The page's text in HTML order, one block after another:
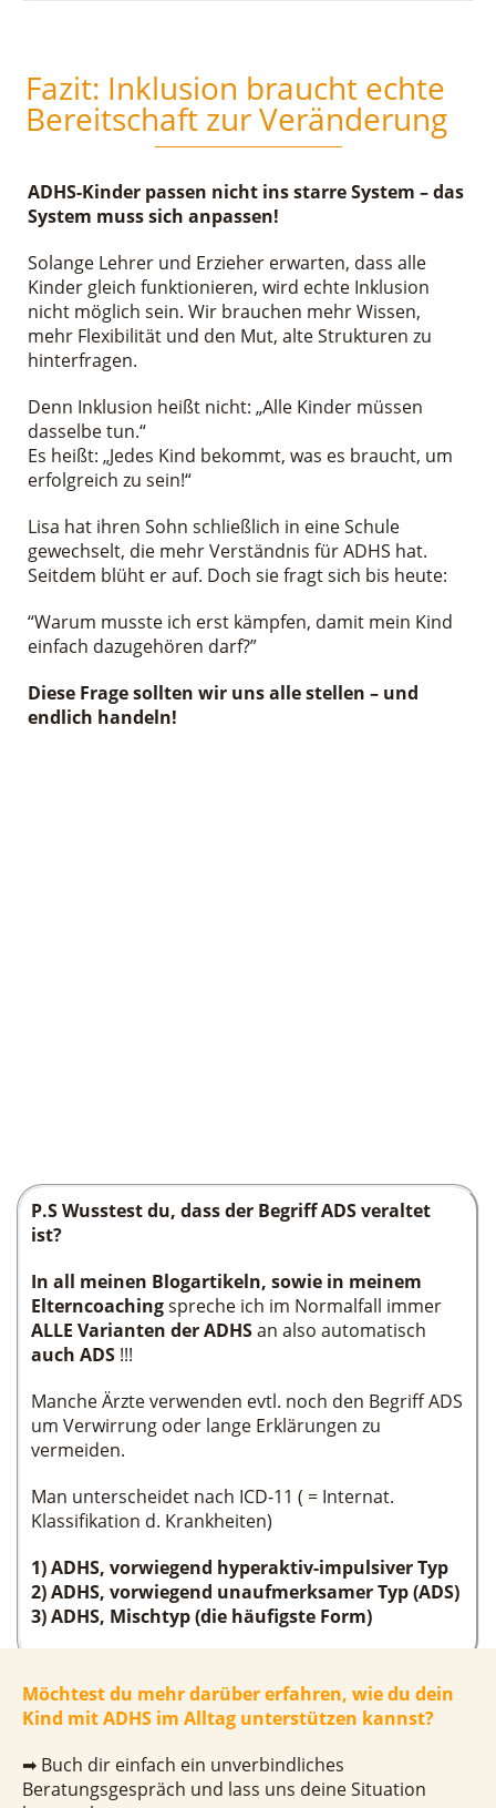
Fazit: Inklusion braucht echte
Bereitschaft zur Veränderung
ADHS-Kinder passen nicht ins starre System – das
System muss sich anpassen!
Solange Lehrer und Erzieher erwarten, dass alle
Kinder gleich funktionieren, wird echte Inklusion
nicht möglich sein. Wir brauchen mehr Wissen,
mehr Flexibilität und den Mut, alte Strukturen zu
hinterfragen.
Denn Inklusion heißt nicht: „Alle Kinder müssen
dasselbe tun.“
Es heißt: „Jedes Kind bekommt, was es braucht, um
erfolgreich zu sein!“
Lisa hat ihren Sohn schließlich in eine Schule
gewechselt, die mehr Verständnis für ADHS hat.
Seitdem blüht er auf. Doch sie fragt sich bis heute:
“Warum musste ich erst kämpfen, damit mein Kind
einfach dazugehören darf?”
Diese Frage sollten wir uns alle stellen – und
endlich handeln!
P.S Wusstest du, dass der Begriff ADS veraltet
ist?
In all meinen Blogartikeln, sowie in meinem
Elterncoachingspreche ich im Normalfall immer
ALLE Varianten der ADHSan also automatisch
auch ADS !!!
Manche Ärzte verwenden evtl. noch den Begriff ADS
um Verwirrung oder lange Erklärungen zu
vermeiden.
Man unterscheidet nach ICD-11 ( = Internat.
Klassifikation d. Krankheiten)
1) ADHS, vorwiegend hyperaktiv-impulsiver Typ
2) ADHS, vorwiegend unaufmerksamer Typ (ADS)
3) ADHS, Mischtyp (die häufigste Form)
Möchtest du mehr darüber erfahren, wie du dein
Kind mit ADHS im Alltag unterstützen kannst?
➡ Buch dir einfach ein unverbindliches
Beratungsgespräch und lass uns deine Situation